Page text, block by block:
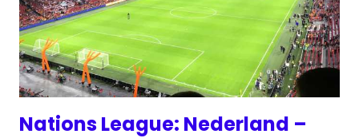
Nations League: Nederland –